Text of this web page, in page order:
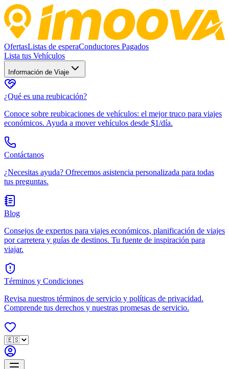
OfertasListas de esperaConductores Pagados
Lista tus Vehículos
Información de Viaje
¿Qué es una reubicación?
Conoce sobre reubicaciones de vehículos: el mejor truco para viajes
económicos. Ayuda a mover vehículos desde $1/día.
Contáctanos
¿Necesitas ayuda? Ofrecemos asistencia personalizada para todas
tus preguntas.
Blog
Consejos de expertos para viajes económicos, planificación de viajes
por carretera y guías de destinos. Tu fuente de inspiración para
viajar.
Términos y Condiciones
Revisa nuestros términos de servicio y políticas de privacidad.
Comprende tus derechos y nuestras promesas de servicio.